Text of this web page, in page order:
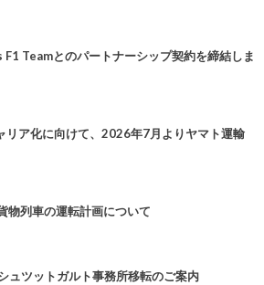
Teamとのパートナーシップ契約を締結しま
リア化に向けて、2026年7月よりヤマト運輸
物列車の運転計画について
ュツットガルト事務所移転のご案内